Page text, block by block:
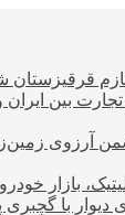
قرقیزستان
آرزوی
بازار
دیوار با